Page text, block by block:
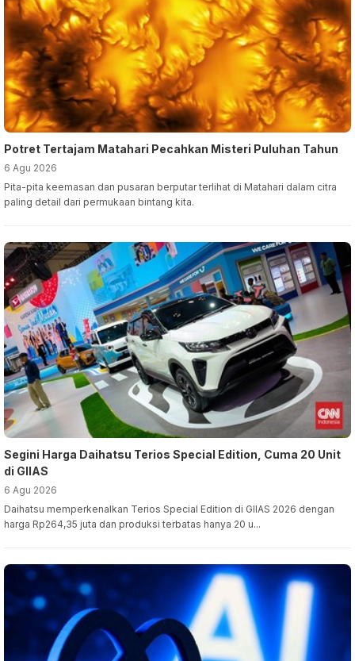
Potret Tertajam Matahari Pecahkan Misteri Puluhan Tahun
6 Agu 2026
Pita-pita keemasan dan pusaran berputar terlihat di Matahari dalam citra
paling detail dari permukaan bintang kita.
Segini Harga Daihatsu Terios Special Edition, Cuma 20 Unit
di GIIAS
6 Agu 2026
Daihatsu memperkenalkan Terios Special Edition di GIIAS 2026 dengan
harga Rp264,35 juta dan produksi terbatas hanya 20 u...